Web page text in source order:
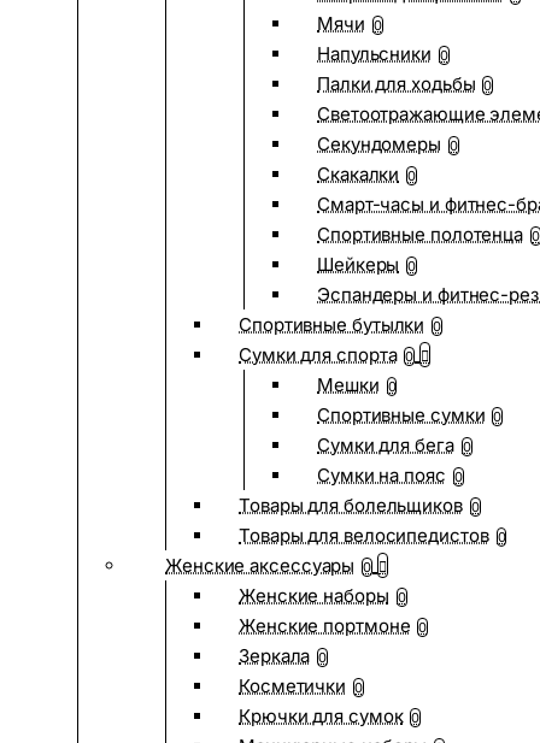
Мячи 0
Напульсники 0
Палки для ходьбы 0
Светоотражающие
Секундомеры 0
Скакалки 0
Смарт-часы и фитнес-
Спортивные полотенца 0
Шейкеры 0
Эспандеры и фитнес-
Спортивные бутылки 0
Сумки для спорта 0
Мешки 0
Спортивные сумки 0
Сумки для бега 0
Сумки на пояс 0
Товары для болельщиков 0
Товары для велосипедистов 0
Женские аксессуары 0
Женские наборы 0
Женские портмоне 0
Зеркала 0
Косметички 0
Крючки для сумок 0